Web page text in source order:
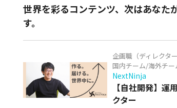
世界を彩るコンテンツ、次はあなた
す。
企画職（ディレクタ
国内チーム/海外チー
NextNinja
【自社開発】運
クター